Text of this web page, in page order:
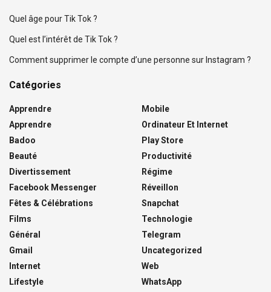
Quel âge pour Tik Tok ?
Quel est l’intérêt de Tik Tok ?
Comment supprimer le compte d’une personne sur Instagram ?
Catégories
Apprendre
Apprendre
Badoo
Beauté
Divertissement
Facebook Messenger
Fêtes & Célébrations
Films
Général
Gmail
Internet
Lifestyle
Mobile
Ordinateur Et Internet
Play Store
Productivité
Régime
Réveillon
Snapchat
Technologie
Telegram
Uncategorized
Web
WhatsApp